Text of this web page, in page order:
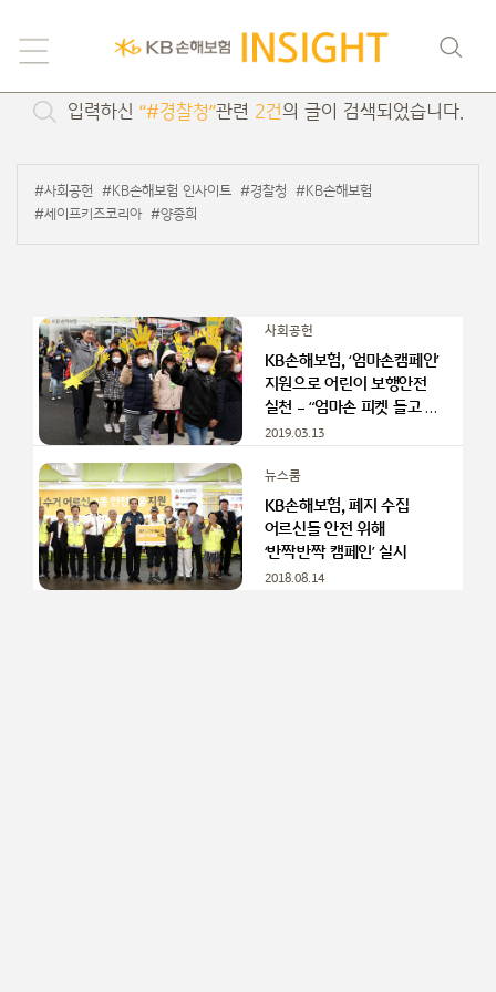
입력하신 “#경찰청”관련 2건의 글이 검색되었습니다.
#사회공헌 #KB손해보험 인사이트 #경찰청 #KB손해보험
#세이프키즈코리아 #양종희
사회공헌
KB손해보험, ‘엄마손캠페인’
지원으로 어린이 보행안전
실천 – “엄마손 피켓 들고 길
건너요!”
2019.03.13
뉴스룸
KB손해보험, 폐지 수집
어르신들 안전 위해
‘반짝반짝 캠페인’ 실시
2018.08.14